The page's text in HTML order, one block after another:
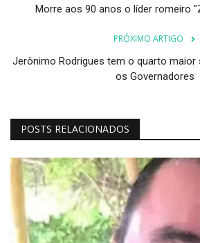
Morre aos 90 anos o líder romeiro
PRÓXIMO ARTIGO
Jerônimo Rodrigues tem o quarto maior
os Governadores
POSTS RELACIONADOS